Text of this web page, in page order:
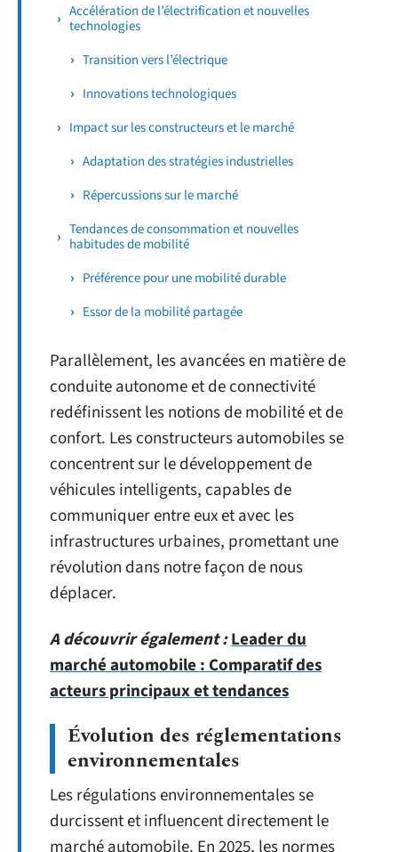
Accélération de l’électrification et nouvelles
technologies
Transition vers l’électrique
Innovations technologiques
Impact sur les constructeurs et le marché
Adaptation des stratégies industrielles
Répercussions sur le marché
Tendances de consommation et nouvelles
habitudes de mobilité
Préférence pour une mobilité durable
Essor de la mobilité partagée
Parallèlement, les avancées en matière de
conduite autonome et de connectivité
redéfinissent les notions de mobilité et de
confort. Les constructeurs automobiles se
concentrent sur le développement de
véhicules intelligents, capables de
communiquer entre eux et avec les
infrastructures urbaines, promettant une
révolution dans notre façon de nous
déplacer.
A découvrir également :Leader du
marché automobile : Comparatif des
acteurs principaux et tendances
Évolution des réglementations
environnementales
Les régulations environnementales se
durcissent et influencent directement le
marché automobile. En 2025, les normes